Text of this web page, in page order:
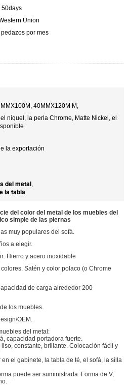
50days
Union
por mes
40MMX120M M,
níquel, la perla Chrome, Matte Nickel, el
la exportación
del metal,
la tabla
del color del metal de los muebles del
simple de las piernas
muy populares del sofá.
a elegir.
Hierro y acero inoxidable
Satén y color polaco (o Chrome
de carga alrededor 200
los muebles.
OEM.
del metal:
capacidad portadora fuerte.
constante, brillante. Colocación fácil y
el gabinete, la tabla de té, el sofá, la silla
puede ser suministrada: Forma de V,